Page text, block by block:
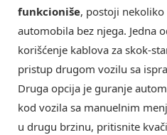
funkcioniše, postoji
automobila bez njega. Jedna
korišćenje kablova za skok-
pristup drugom vozilu sa
Druga opcija je guranje
kod vozila sa manuelnim
u drugu brzinu, pritisnite